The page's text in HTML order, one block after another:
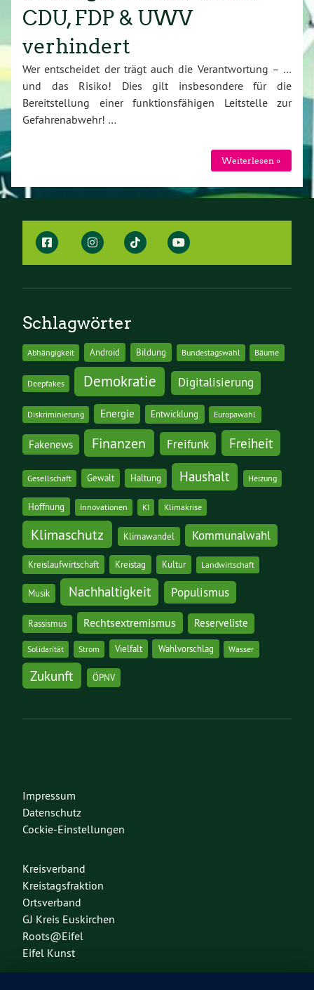
CDU, FDP & UWV
verhindert
Wer entscheidet der trägt auch die Verantwortung – …
und das Risiko! Dies gilt insbesondere für die
Bereitstellung einer funktionsfähigen Leitstelle zur
Gefahrenabwehr! …
Weiterlesen »
Schlagwörter
Abhängigkeit Android Bildung Bundestagswahl Bäume
Deepfakes Demokratie Digitalisierung
Diskriminierung Energie Entwicklung Europawahl
Fakenews Finanzen Freifunk Freiheit
Gesellschaft Gewalt Haltung Haushalt Heizung
Hoffnung Innovationen KI Klimakrise
Klimaschutz Klimawandel Kommunalwahl
Kreislaufwirtschaft Kreistag Kultur Landwirtschaft
Musik Nachhaltigkeit Populismus
Rassismus Rechtsextremismus Reserveliste
Solidarität Strom Vielfalt Wahlvorschlag Wasser
Zukunft ÖPNV
Impressum
Datenschutz
Cockie-Einstellungen
Kreisverband
Kreistagsfraktion
Ortsverband
GJ Kreis Euskirchen
Roots@Eifel
Eifel Kunst